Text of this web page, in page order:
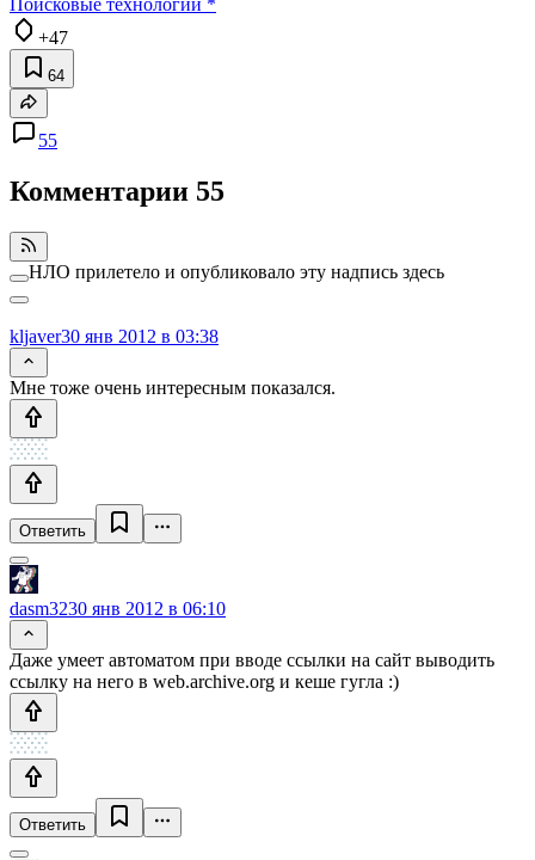
+47
64
55
Комментарии 55
НЛО прилетело и опубликовало эту надпись здесь
kljaver30 янв 2012 в 03:38
Мне тоже очень интересным показался.
Ответить
dasm3230 янв 2012 в 06:10
Даже умеет автоматом при вводе ссылки на сайт выводить
ссылку на него в web.archive.org и кеше гугла :)
Ответить